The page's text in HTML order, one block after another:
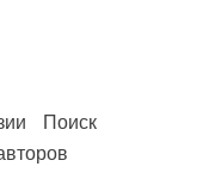
Поиск